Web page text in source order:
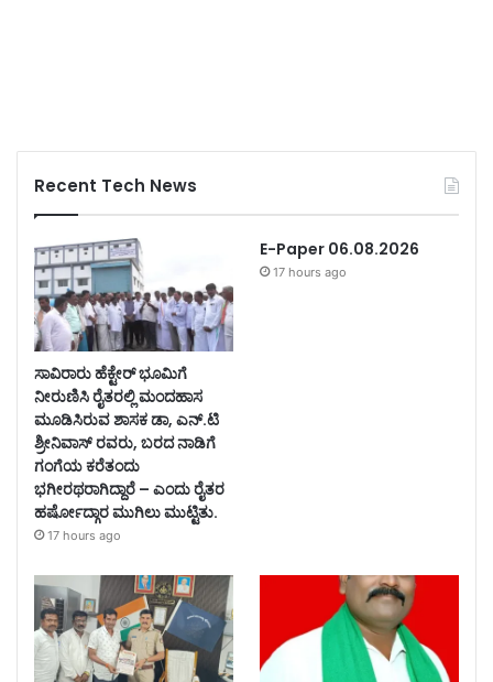
Recent Tech News
ಸಾವಿರಾರು ಹೆಕ್ಟೇರ್ ಭೂಮಿಗೆ
ನೀರುಣಿಸಿ ರೈತರಲ್ಲಿ ಮಂದಹಾಸ
ಮೂಡಿಸಿರುವ ಶಾಸಕ ಡಾ, ಎನ್.ಟಿ
ಶ್ರೀನಿವಾಸ್ ರವರು, ಬರದ ನಾಡಿಗೆ
ಗಂಗೆಯ ಕರೆತಂದು
ಭಗೀರಥರಾಗಿದ್ದಾರೆ – ಎಂದು ರೈತರ
ಹರ್ಷೋದ್ಗಾರ ಮುಗಿಲು ಮುಟ್ಟಿತು.
17 hours ago
E-Paper 06.08.2026
17 hours ago